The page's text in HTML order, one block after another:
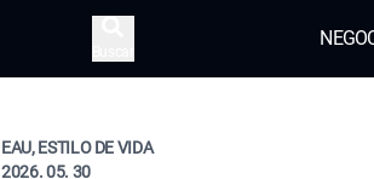
EAU, ESTILO DE VIDA
2026. 05. 30